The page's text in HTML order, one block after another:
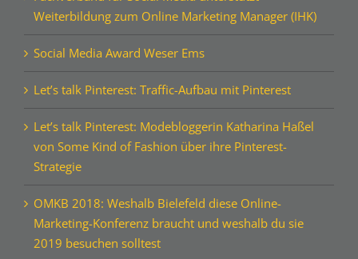
Weiterbildung zum Online Marketing Manager (IHK)
Social Media Award Weser Ems
Let’s talk Pinterest: Traffic-Aufbau mit Pinterest
Let’s talk Pinterest: Modebloggerin Katharina Haßel
von Some Kind of Fashion über ihre Pinterest-
Strategie
OMKB 2018: Weshalb Bielefeld diese Online-
Marketing-Konferenz braucht und weshalb du sie
2019 besuchen solltest